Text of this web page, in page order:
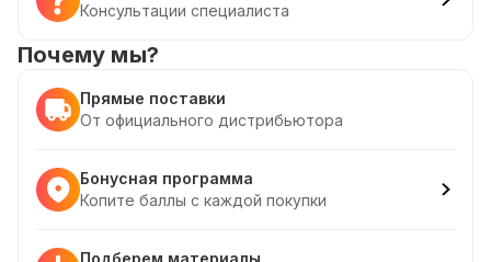
Консультации специалиста
Почему мы?
Прямые поставки
От официального дистрибьютора
Бонусная программа
Копите баллы с каждой покупки